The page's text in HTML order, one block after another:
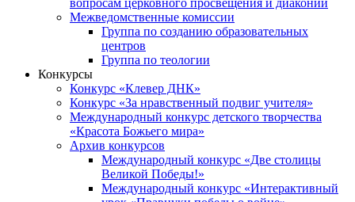
вопросам церковного просвещения и диаконии
Межведомственные комиссии
Группа по созданию образовательных
центров
Группа по теологии
Конкурсы
Конкурс «Клевер ДНК»
Конкурс «За нравственный подвиг учителя»
Международный конкурс детского творчества
«Красота Божьего мира»
Архив конкурсов
Международный конкурс «Две столицы
Великой Победы!»
Международный конкурс «Интерактивный